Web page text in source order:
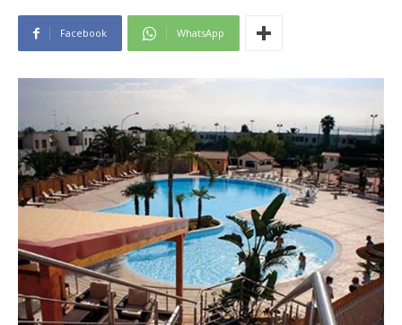
Facebook WhatsApp